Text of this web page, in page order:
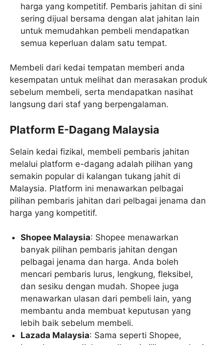
harga yang kompetitif. Pembaris jahitan di sini
sering dijual bersama dengan alat jahitan lain
untuk memudahkan pembeli mendapatkan
semua keperluan dalam satu tempat.
Membeli dari kedai tempatan memberi anda
kesempatan untuk melihat dan merasakan produk
sebelum membeli, serta mendapatkan nasihat
langsung dari staf yang berpengalaman.
Platform E-Dagang Malaysia
Selain kedai fizikal, membeli pembaris jahitan
melalui platform e-dagang adalah pilihan yang
semakin popular di kalangan tukang jahit di
Malaysia. Platform ini menawarkan pelbagai
pilihan pembaris jahitan dari pelbagai jenama dan
harga yang kompetitif.
Shopee Malaysia: Shopee menawarkan
banyak pilihan pembaris jahitan dengan
pelbagai jenama dan harga. Anda boleh
mencari pembaris lurus, lengkung, fleksibel,
dan sesiku dengan mudah. Shopee juga
menawarkan ulasan dari pembeli lain, yang
membantu anda membuat keputusan yang
lebih baik sebelum membeli.
Lazada Malaysia: Sama seperti Shopee,